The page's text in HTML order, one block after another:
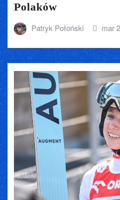
Polaków
Patryk Połoński mar